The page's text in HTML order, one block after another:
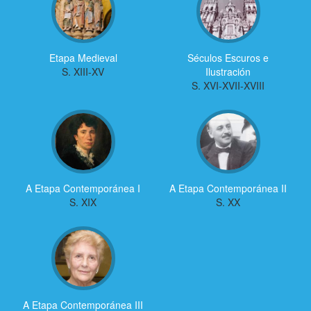
Etapa Medieval
S. XIII-XV
Séculos Escuros e
Ilustración
S. XVI-XVII-XVIII
A Etapa Contemporánea I
S. XIX
A Etapa Contemporánea II
S. XX
A Etapa Contemporánea III